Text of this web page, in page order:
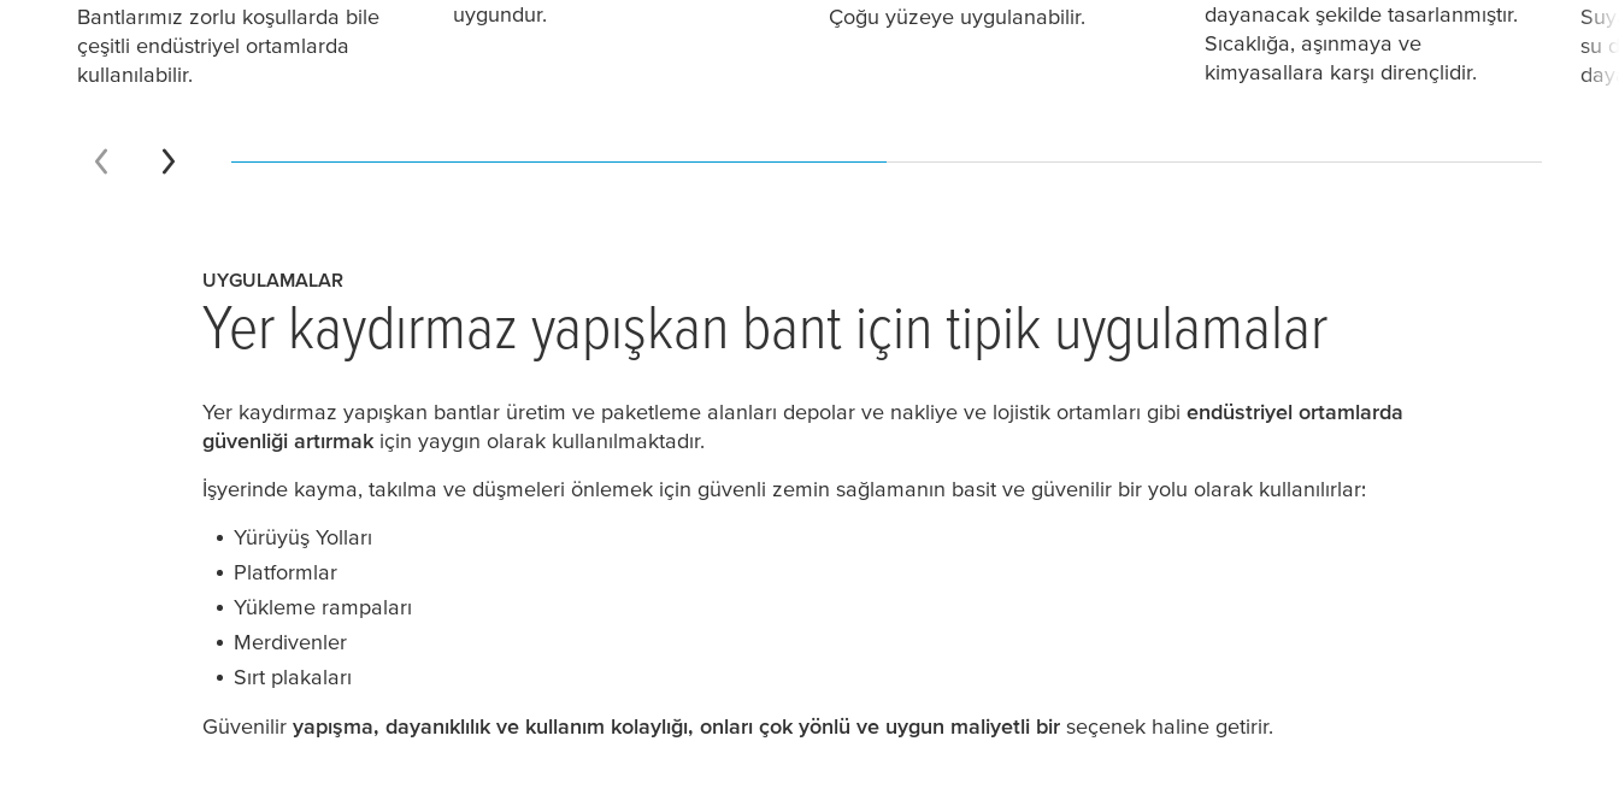
Bantlarımız zorlu koşullarda bile
çeşitli endüstriyel ortamlarda
kullanılabilir.
uygundur.
Çoğu yüzeye uygulanabilir.
dayanacak şekilde tasarlanmıştır.
Sıcaklığa, aşınmaya ve
kimyasallara karşı dirençlidir.
su
UYGULAMALAR
Yer kaydırmaz yapışkan bant için tipik uygulamalar
Yer kaydırmaz yapışkan bantlar üretim ve paketleme alanları depolar ve nakliye ve lojistik ortamları gibi endüstriyel ortamlarda
güvenliği artırmak için yaygın olarak kullanılmaktadır.
İşyerinde kayma, takılma ve düşmeleri önlemek için güvenli zemin sağlamanın basit ve güvenilir bir yolu olarak kullanılırlar:
Yürüyüş Yolları
Platformlar
Yükleme rampaları
Merdivenler
Sırt plakaları
Güvenilir yapışma, dayanıklılık ve kullanım kolaylığı, onları çok yönlü ve uygun maliyetli bir seçenek haline getirir.